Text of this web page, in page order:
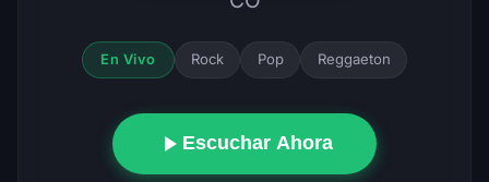
En Vivo Rock Pop Reggaeton
Escuchar Ahora